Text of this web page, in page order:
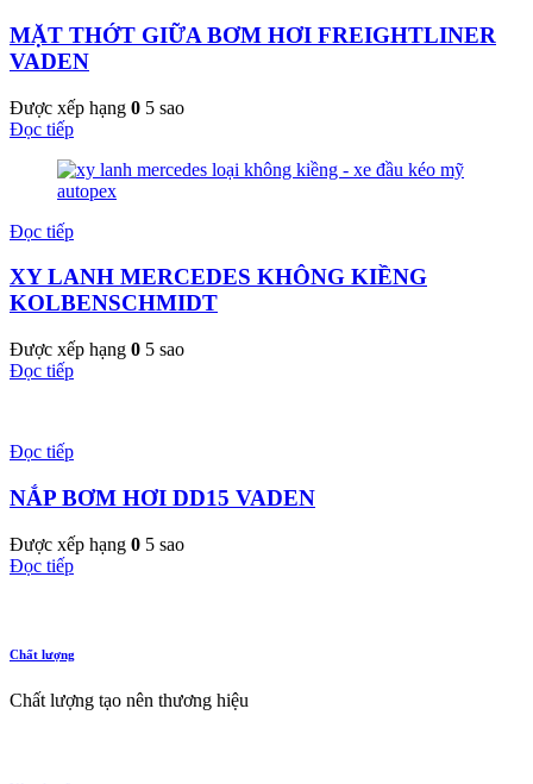
MẶT THỚT GIỮA BƠM HƠI FREIGHTLINER
VADEN
Được xếp hạng 0 5 sao
Đọc tiếp
Đọc tiếp
XY LANH MERCEDES KHÔNG KIỀNG
KOLBENSCHMIDT
Được xếp hạng 0 5 sao
Đọc tiếp
Đọc tiếp
NẮP BƠM HƠI DD15 VADEN
Được xếp hạng 0 5 sao
Đọc tiếp
Chất lượng
Chất lượng tạo nên thương hiệu